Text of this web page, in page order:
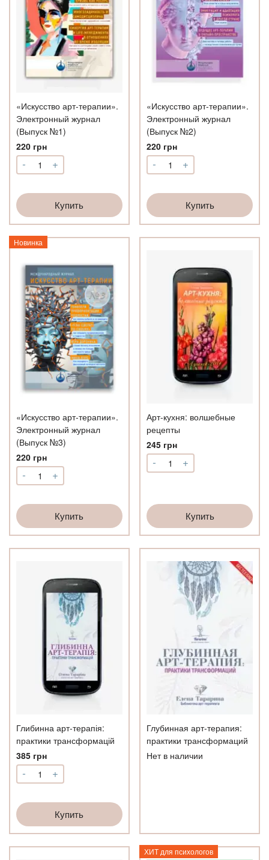
«Искусство арт-терапии».
Электронный журнал
(Выпуск №1)
220 грн
-
Количество
"Искусство
терапии".
Электронный
журнал
(Выпуск
№1)
+
Купить
«Искусство арт-терапии».
Электронный журнал
(Выпуск №2)
220 грн
-
Количество
"Искусство
терапии".
Электронный
журнал
(Выпуск
+
Купить
Новинка
«Искусство арт-терапии».
Электронный журнал
(Выпуск №3)
220 грн
-
Количество
«Искусство
терапии».
Электронный
журнал
(Выпуск
+
Купить
Арт-кухня: волшебные
рецепты
245 грн
-
Количество
Арт-
+
Купить
Глибинна арт-терапія:
практики трансформацій
385 грн
-
Количество
Глибинна
терапія:
практики
трансформацій
+
Купить
Глубинная арт-терапия:
практики трансформаций
Нет в наличии
ХИТ для психологов